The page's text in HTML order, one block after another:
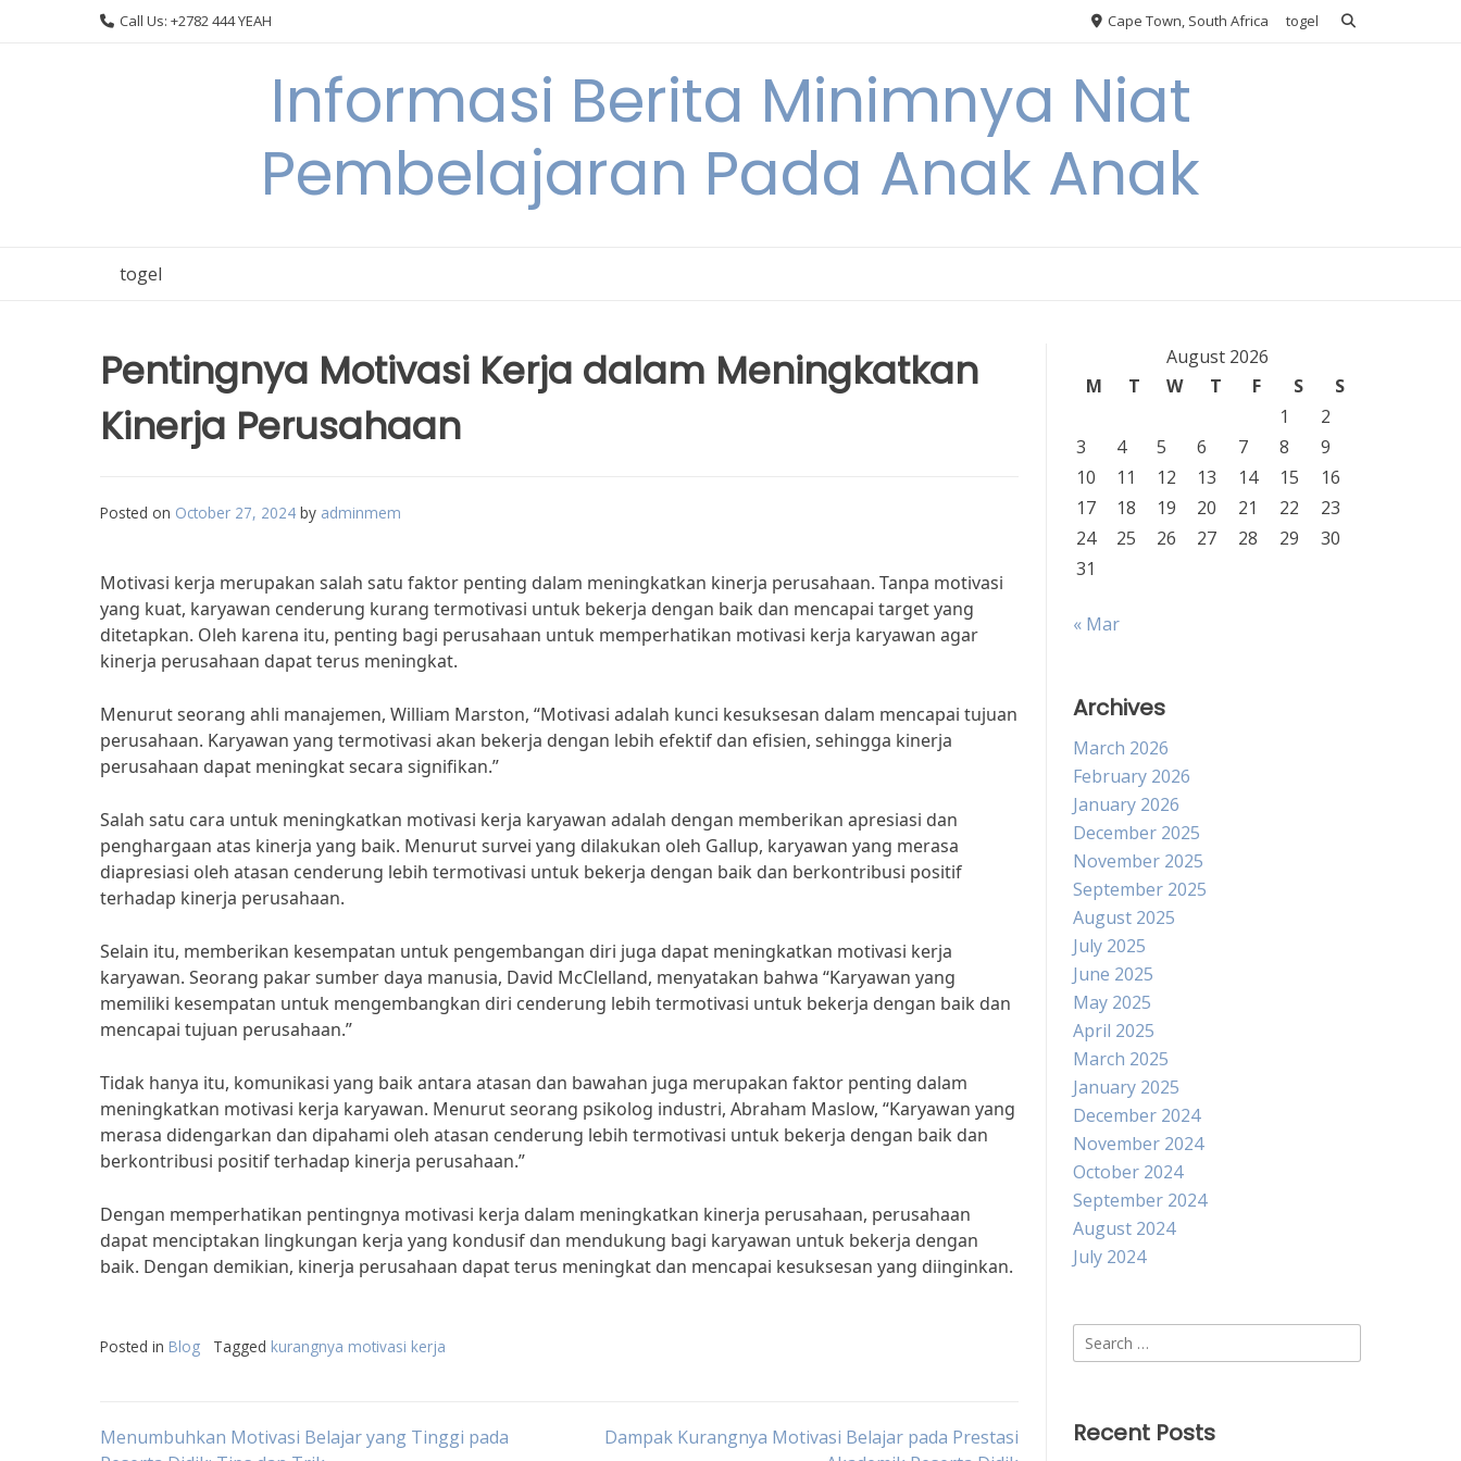
Call Us: +2782 444 YEAH Cape Town, South Africa togel
Informasi Berita Minimnya Niat
Pembelajaran Pada Anak Anak
togel
Pentingnya Motivasi Kerja dalam Meningkatkan
Kinerja Perusahaan
Posted on October 27, 2024 by adminmem
Motivasi kerja merupakan salah satu faktor penting dalam meningkatkan kinerja perusahaan. Tanpa motivasi
yang kuat, karyawan cenderung kurang termotivasi untuk bekerja dengan baik dan mencapai target yang
ditetapkan. Oleh karena itu, penting bagi perusahaan untuk memperhatikan motivasi kerja karyawan agar
kinerja perusahaan dapat terus meningkat.
Menurut seorang ahli manajemen, William Marston, “Motivasi adalah kunci kesuksesan dalam mencapai tujuan
perusahaan. Karyawan yang termotivasi akan bekerja dengan lebih efektif dan efisien, sehingga kinerja
perusahaan dapat meningkat secara signifikan.”
Salah satu cara untuk meningkatkan motivasi kerja karyawan adalah dengan memberikan apresiasi dan
penghargaan atas kinerja yang baik. Menurut survei yang dilakukan oleh Gallup, karyawan yang merasa
diapresiasi oleh atasan cenderung lebih termotivasi untuk bekerja dengan baik dan berkontribusi positif
terhadap kinerja perusahaan.
Selain itu, memberikan kesempatan untuk pengembangan diri juga dapat meningkatkan motivasi kerja
karyawan. Seorang pakar sumber daya manusia, David McClelland, menyatakan bahwa “Karyawan yang
memiliki kesempatan untuk mengembangkan diri cenderung lebih termotivasi untuk bekerja dengan baik dan
mencapai tujuan perusahaan.”
Tidak hanya itu, komunikasi yang baik antara atasan dan bawahan juga merupakan faktor penting dalam
meningkatkan motivasi kerja karyawan. Menurut seorang psikolog industri, Abraham Maslow, “Karyawan yang
merasa didengarkan dan dipahami oleh atasan cenderung lebih termotivasi untuk bekerja dengan baik dan
berkontribusi positif terhadap kinerja perusahaan.”
Dengan memperhatikan pentingnya motivasi kerja dalam meningkatkan kinerja perusahaan, perusahaan
dapat menciptakan lingkungan kerja yang kondusif dan mendukung bagi karyawan untuk bekerja dengan
baik. Dengan demikian, kinerja perusahaan dapat terus meningkat dan mencapai kesuksesan yang diinginkan.
Posted in Blog Tagged kurangnya motivasi kerja
Post
Menumbuhkan Motivasi Belajar yang Tinggi pada
Dampak Kurangnya Motivasi Belajar pada Prestasi
August 2026
M
T W T F S
S
1
2
3
4 5 6 7 8
9
10
11 12 13 14 15
16
17
18 19 20 21 22
23
24
25 26 27 28 29
30
31
« Mar
Archives
March 2026
February 2026
January 2026
December 2025
November 2025
September 2025
August 2025
July 2025
June 2025
May 2025
April 2025
March 2025
January 2025
December 2024
November 2024
October 2024
September 2024
August 2024
July 2024
Search
for:
Recent Posts